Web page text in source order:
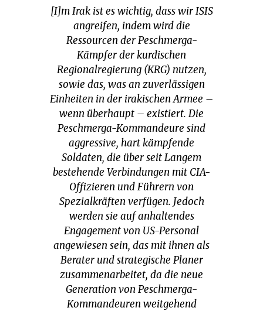
[I]m Irak ist es wichtig, dass wir ISIS
angreifen, indem wird die
Ressourcen der Peschmerga-
Kämpfer der kurdischen
Regionalregierung (KRG) nutzen,
sowie das, was an zuverlässigen
Einheiten in der irakischen Armee –
wenn überhaupt – existiert. Die
Peschmerga-Kommandeure sind
aggressive, hart kämpfende
Soldaten, die über seit Langem
bestehende Verbindungen mit CIA-
Offizieren und Führern von
Spezialkräften verfügen. Jedoch
werden sie auf anhaltendes
Engagement von US-Personal
angewiesen sein, das mit ihnen als
Berater und strategische Planer
zusammenarbeitet, da die neue
Generation von Peschmerga-
Kommandeuren weitgehend